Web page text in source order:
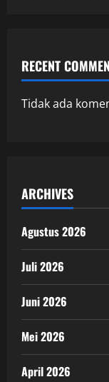
RECENT
Tidak ada
ARCHIVES
Agustus 2026
Juli 2026
Juni 2026
Mei 2026
April 2026